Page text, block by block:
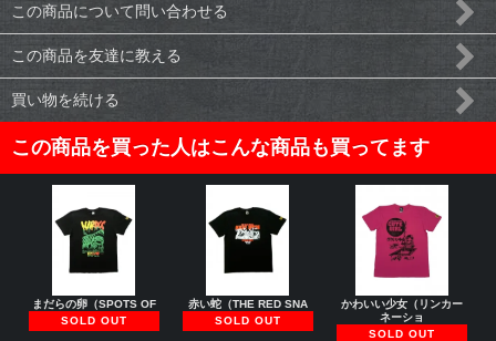
この商品について問い合わせる
この商品を友達に教える
買い物を続ける
この商品を買った人はこんな商品も買ってます
まだらの卵（SPOTS OF
SOLD OUT
赤い蛇（THE RED SNA
SOLD OUT
かわいい少女（リンカー
ネーショ
SOLD OUT